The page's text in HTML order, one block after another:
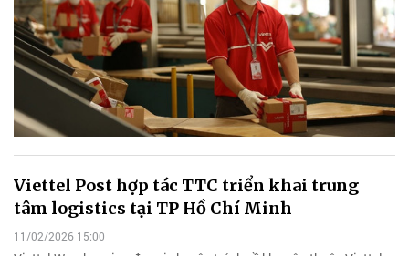
Viettel Post hợp tác TTC triển khai trung
tâm logistics tại TP Hồ Chí Minh
11/02/2026 15:00